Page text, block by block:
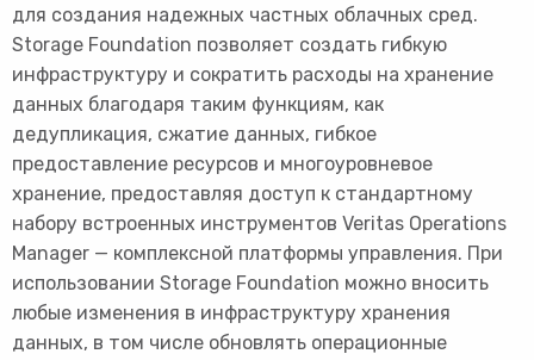
для создания надежных частных облачных сред.
Storage Foundation позволяет создать гибкую
инфраструктуру и сократить расходы на хранение
данных благодаря таким функциям, как
дедупликация, сжатие данных, гибкое
предоставление ресурсов и многоуровневое
хранение, предоставляя доступ к стандартному
набору встроенных инструментов Veritas Operations
Manager — комплексной платформы управления. При
использовании Storage Foundation можно вносить
любые изменения в инфраструктуру хранения
данных, в том числе обновлять операционные